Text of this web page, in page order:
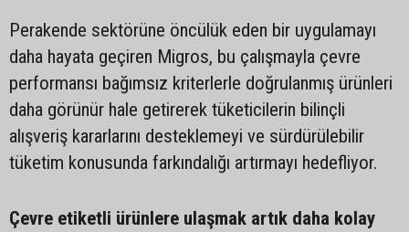
Perakende sektörüne öncülük eden bir uygulamayı
daha hayata geçiren Migros, bu çalışmayla çevre
performansı bağımsız kriterlerle doğrulanmış ürünleri
daha görünür hale getirerek tüketicilerin bilinçli
alışveriş kararlarını desteklemeyi ve sürdürülebilir
tüketim konusunda farkındalığı artırmayı hedefliyor.
Çevre etiketli ürünlere ulaşmak artık daha kolay